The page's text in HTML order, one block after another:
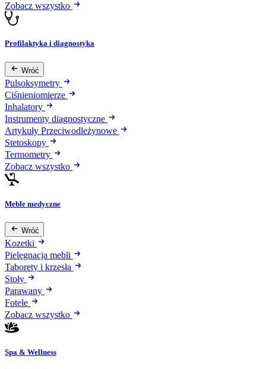
Zobacz wszystko
Profilaktyka i diagnostyka
Wróć
Pulsoksymetry
Ciśnieniomierze
Inhalatory
Instrumenty diagnostyczne
Artykuły Przeciwodleżynowe
Stetoskopy
Termometry
Zobacz wszystko
Meble medyczne
Wróć
Kozetki
Pielęgnacja mebli
Taborety i krzesła
Stoły
Parawany
Fotele
Zobacz wszystko
Spa & Wellness